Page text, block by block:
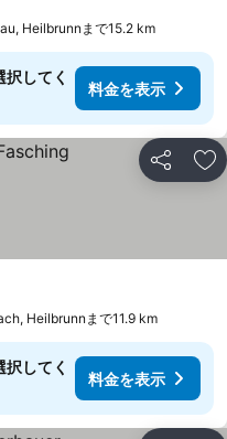
Heilbrunnまで15.2 km
してく
料金を表示
シェア お
Heilbrunnまで11.9 km
してく
料金を表示